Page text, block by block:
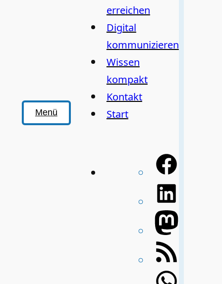
Menü
erreichen
Digital
kommunizieren
Wissen
kompakt
Kontakt
Start